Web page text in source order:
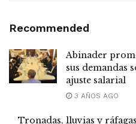
Recommended
Abinader
sus demandas
ajuste salarial
3 AÑOS AGO
Tronadas, lluvias y